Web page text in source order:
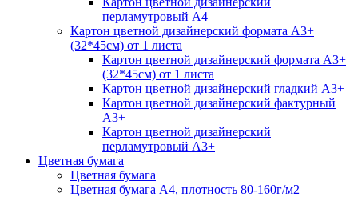
перламутровый А4
Картон цветной дизайнерский формата А3+
(32*45см) от 1 листа
Картон цветной дизайнерский формата А3+
(32*45см) от 1 листа
Картон цветной дизайнерский гладкий А3+
Картон цветной дизайнерский фактурный
А3+
Картон цветной дизайнерский
перламутровый А3+
Цветная бумага
Цветная бумага
Цветная бумага А4, плотность 80-160г/м2